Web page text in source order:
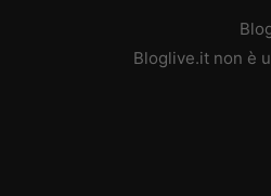
Bloglive.it non è